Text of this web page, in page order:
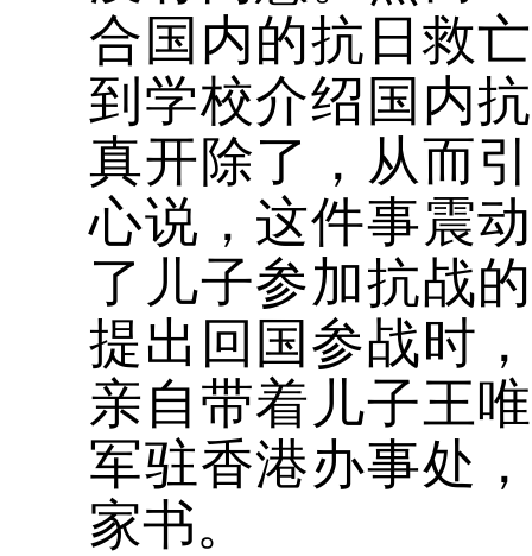
合国内的抗日救
到学校介绍国内
真开除了，从而
心说，这件事震
了儿子参加抗战
提出回国参战时
亲自带着儿子王
军驻香港办事处
家书。